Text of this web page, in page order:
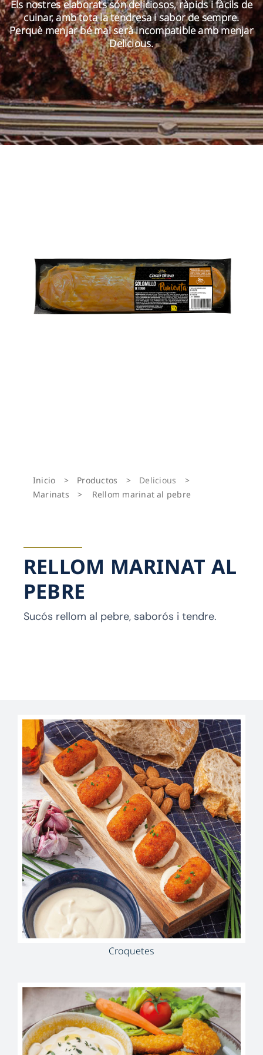
CA
Els nostres elaborats són deliciosos, ràpids i fàcils de
cuinar, amb tota la tendresa i sabor de sempre.
Perquè menjar bé mai serà incompatible amb menjar
Delicious.
Inicio > Productos > Delicious
>
Marinats
> Rellom marinat al pebre
RELLOM MARINAT AL
PEBRE
Sucós rellom al pebre, saborós i tendre.
Croquetes